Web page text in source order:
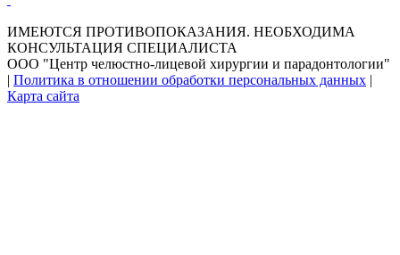
ИМЕЮТСЯ ПРОТИВОПОКАЗАНИЯ. НЕОБХОДИМА
КОНСУЛЬТАЦИЯ СПЕЦИАЛИСТА
ООО "Центр челюстно-лицевой хирургии и парадонтологии"
| Политика в отношении обработки персональных данных |
Карта сайта